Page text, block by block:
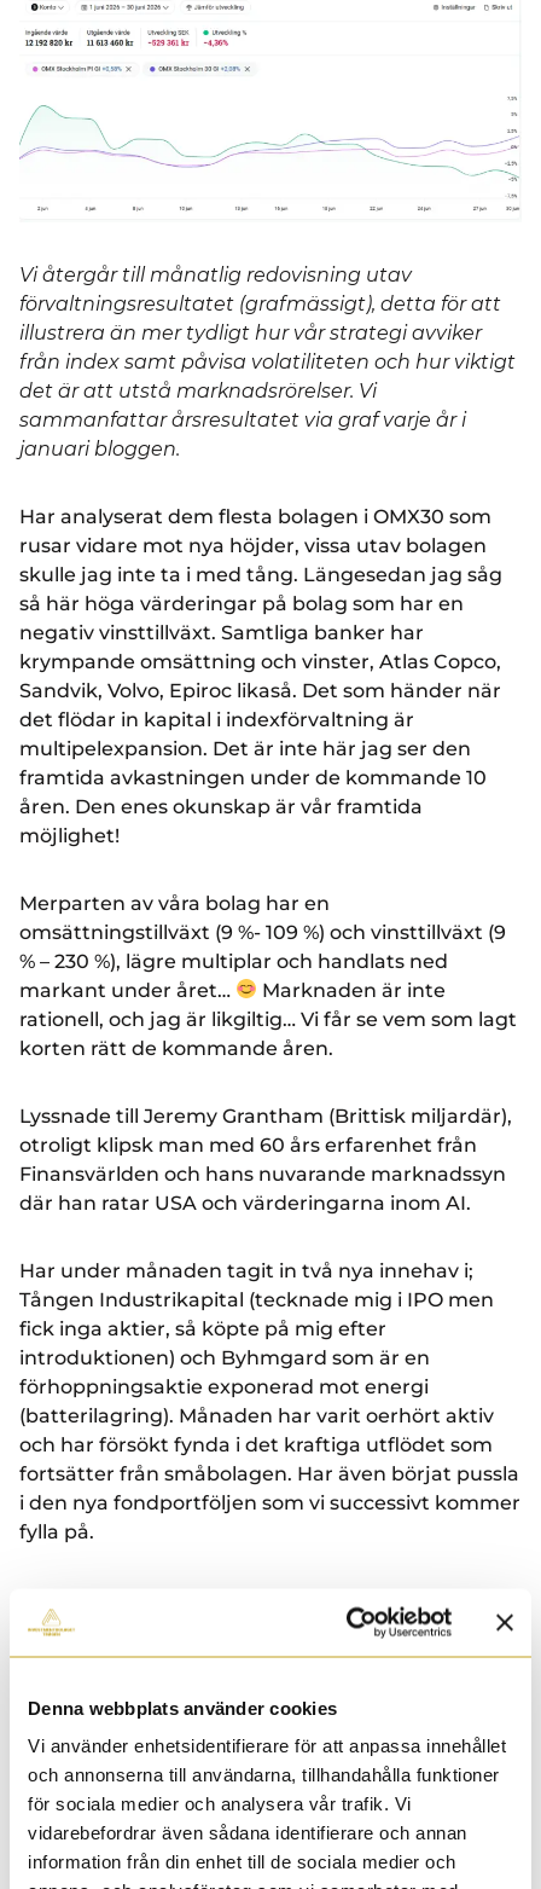
Denna webbplats använder cookies
Vi använder enhetsidentifierare för att anpassa innehållet
och annonserna till användarna, tillhandahålla funktioner
för sociala medier och analysera vår trafik. Vi
vidarebefordrar även sådana identifierare och annan
information från din enhet till de sociala medier och
Vi återgår till månatlig redovisning utav
förvaltningsresultatet (grafmässigt), detta för att
illustrera än mer tydligt hur vår strategi avviker
från index samt påvisa volatiliteten och hur viktigt
det är att utstå marknadsrörelser. Vi
sammanfattar årsresultatet via graf varje år i
januari bloggen.
Har analyserat dem flesta bolagen i OMX30 som
rusar vidare mot nya höjder, vissa utav bolagen
skulle jag inte ta i med tång. Längesedan jag såg
så här höga värderingar på bolag som har en
negativ vinsttillväxt. Samtliga banker har
krympande omsättning och vinster, Atlas Copco,
Sandvik, Volvo, Epiroc likaså. Det som händer när
det flödar in kapital i indexförvaltning är
multipelexpansion. Det är inte här jag ser den
framtida avkastningen under de kommande 10
åren. Den enes okunskap är vår framtida
möjlighet!
Merparten av våra bolag har en
omsättningstillväxt (9 %- 109 %) och vinsttillväxt (9
% – 230 %), lägre multiplar och handlats ned
markant under året…
Marknaden är inte
rationell, och jag är likgiltig… Vi får se vem som lagt
korten rätt de kommande åren.
Lyssnade till Jeremy Grantham (Brittisk miljardär),
otroligt klipsk man med 60 års erfarenhet från
Finansvärlden och hans nuvarande marknadssyn
där han ratar USA och värderingarna inom AI.
Har under månaden tagit in två nya innehav i;
Tången Industrikapital (tecknade mig i IPO men
fick inga aktier, så köpte på mig efter
introduktionen) och Byhmgard som är en
förhoppningsaktie exponerad mot energi
(batterilagring). Månaden har varit oerhört aktiv
och har försökt fynda i det kraftiga utflödet som
fortsätter från småbolagen. Har även börjat pussla
i den nya fondportföljen som vi successivt kommer
fylla på.
har varit tålmodig nog, trenden inom hållbarhet
verkar inte vara på kartan längre,
förvärvsbranschen samtidigt som konsumenten
inte vaknar på allvar i Sverige. Trots att
marknaden börjat vakna till liv i Norge så väljer vi
ändå att avyttra Norconsult, vill nischa vår portfölj
än mer och kommer fortsätta att avyttra innehav
under året om leverans uteblir från kommande